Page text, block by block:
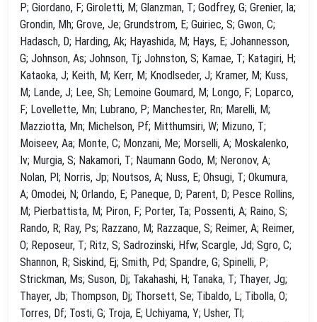
P; Giordano, F; Giroletti, M; Glanzman, T; Godfrey, G; Grenier, Ia;
Grondin, Mh; Grove, Je; Grundstrom, E; Guiriec, S; Gwon, C;
Hadasch, D; Harding, Ak; Hayashida, M; Hays, E; Johannesson,
G; Johnson, As; Johnson, Tj; Johnston, S; Kamae, T; Katagiri, H;
Kataoka, J; Keith, M; Kerr, M; Knodlseder, J; Kramer, M; Kuss,
M; Lande, J; Lee, Sh; Lemoine Goumard, M; Longo, F; Loparco,
F; Lovellette, Mn; Lubrano, P; Manchester, Rn; Marelli, M;
Mazziotta, Mn; Michelson, Pf; Mitthumsiri, W; Mizuno, T;
Moiseev, Aa; Monte, C; Monzani, Me; Morselli, A; Moskalenko,
Iv; Murgia, S; Nakamori, T; Naumann Godo, M; Neronov, A;
Nolan, Pl; Norris, Jp; Noutsos, A; Nuss, E; Ohsugi, T; Okumura,
A; Omodei, N; Orlando, E; Paneque, D; Parent, D; Pesce Rollins,
M; Pierbattista, M; Piron, F; Porter, Ta; Possenti, A; Raino, S;
Rando, R; Ray, Ps; Razzano, M; Razzaque, S; Reimer, A; Reimer,
O; Reposeur, T; Ritz, S; Sadrozinski, Hfw; Scargle, Jd; Sgro, C;
Shannon, R; Siskind, Ej; Smith, Pd; Spandre, G; Spinelli, P;
Strickman, Ms; Suson, Dj; Takahashi, H; Tanaka, T; Thayer, Jg;
Thayer, Jb; Thompson, Dj; Thorsett, Se; Tibaldo, L; Tibolla, O;
Torres, Df; Tosti, G; Troja, E; Uchiyama, Y; Usher, Tl;